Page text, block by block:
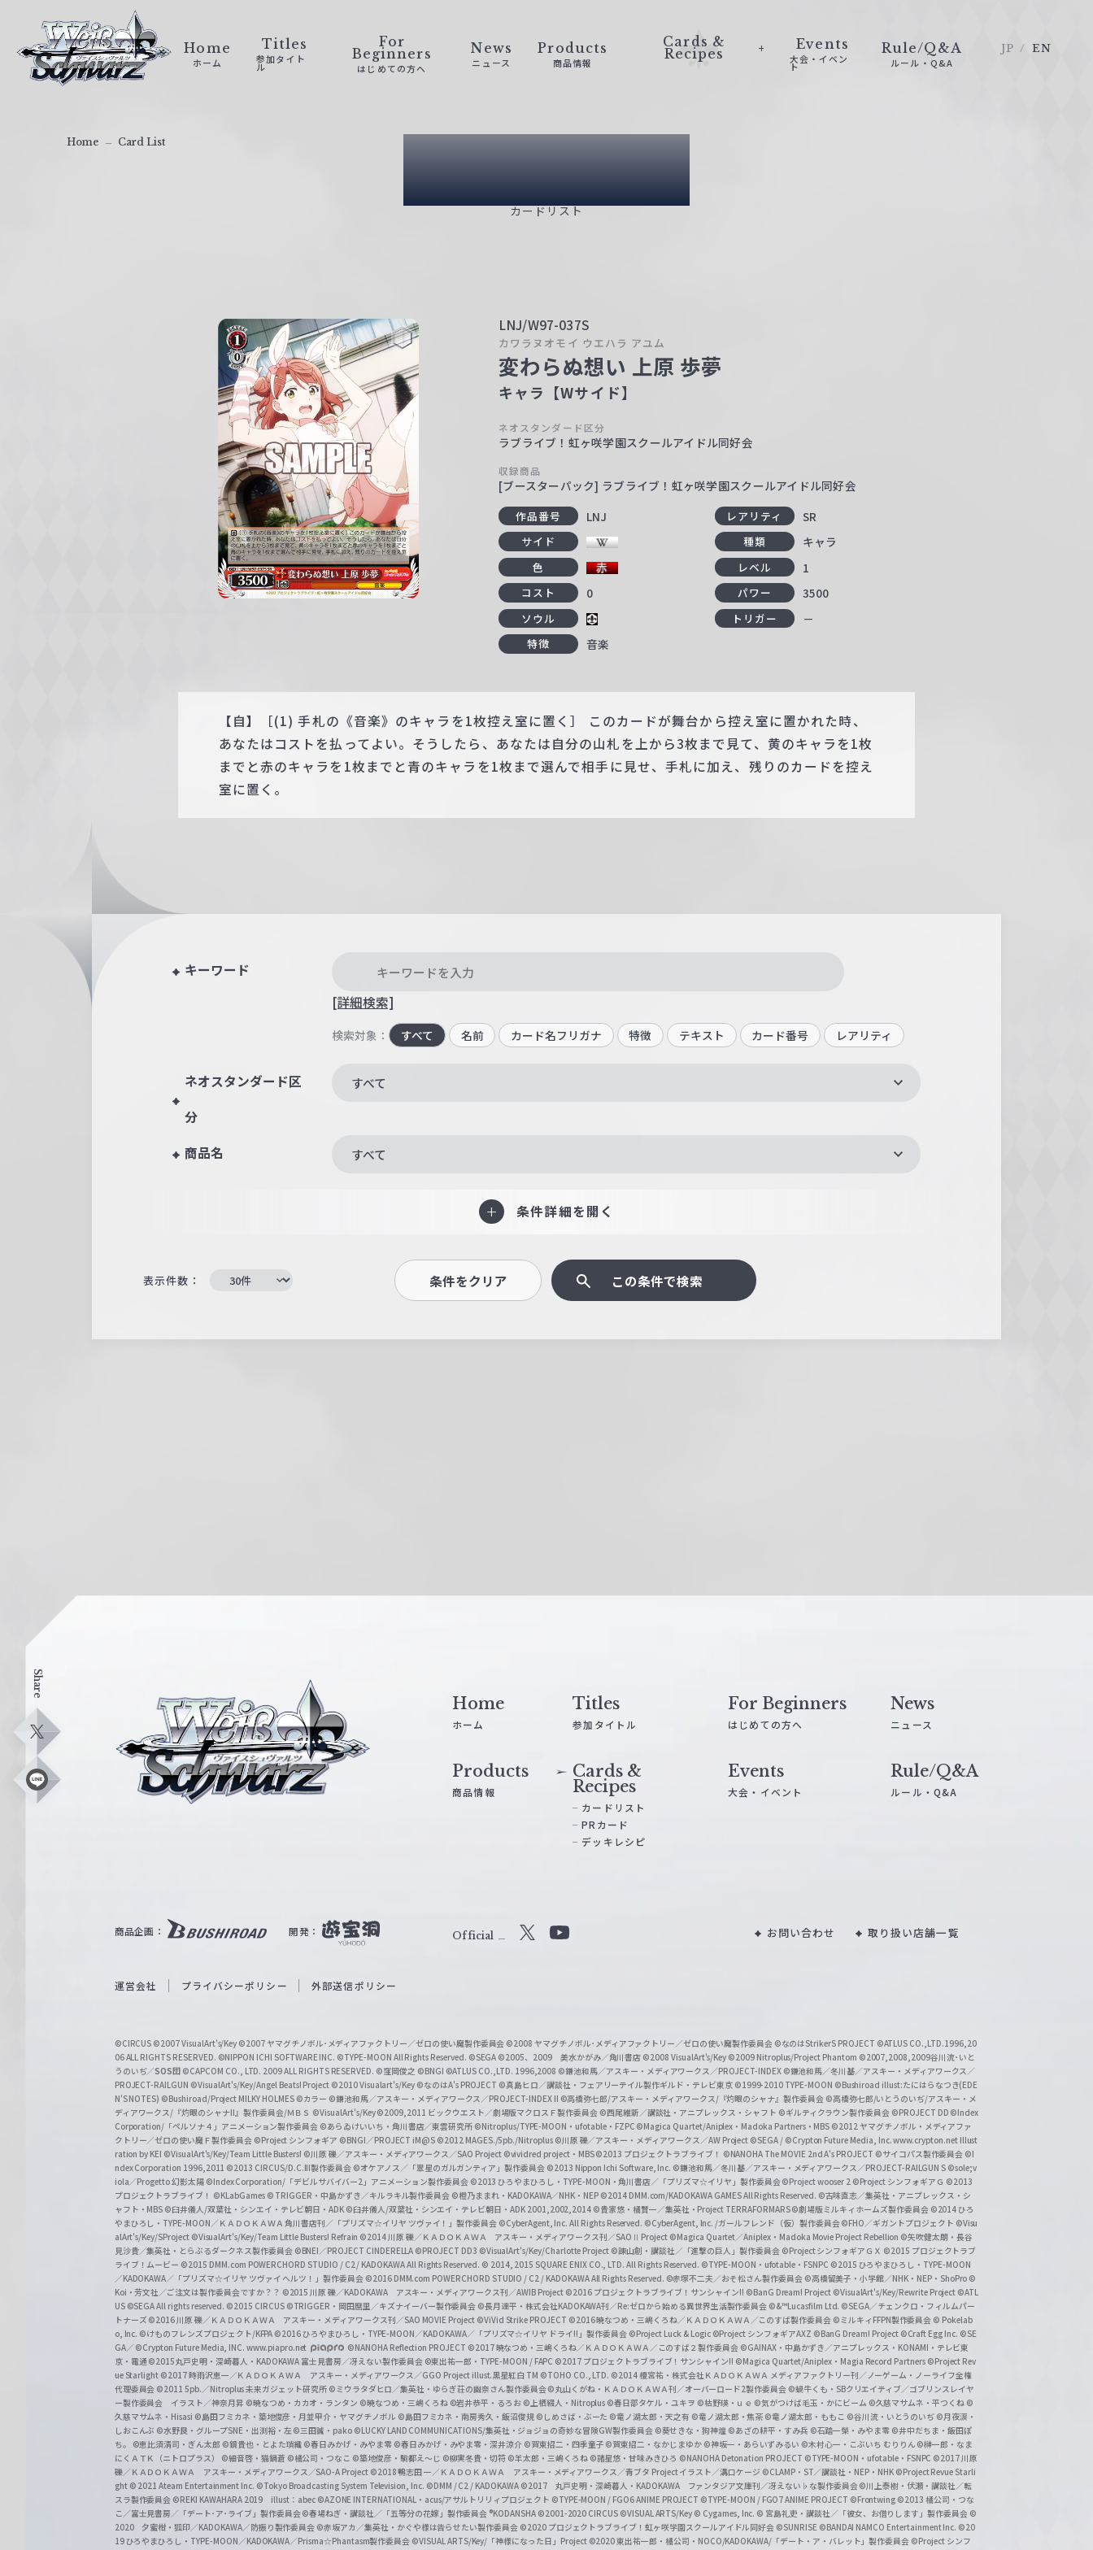
ァ
Home
ホーム
Titles
参加タイト
ル
For
Beginners
はじめての方へ
News
ニュース
Products
商品情報
Cards &
Recipes
Events
大会・イベン
ト
Rule/Q&A
ルール・Q&A
JP EN
Card List
カードリスト
Home Card List
LNJ/W97-037S
カワラヌオモイ ウエハラ アユム
変わらぬ想い 上原 歩夢
キャラ【Wサイド】
ネオスタンダード区分
ラブライブ！虹ヶ咲学園スクールアイドル同好会
収録商品
[ブースターパック] ラブライブ！虹ヶ咲学園スクールアイドル同好会
作品番号 LNJ レアリティ SR
サイド 種類 キャラ
色 レベル 1
コスト 0 パワー 3500
ソウル トリガー －
特徴 音楽
【自】［(1) 手札の《音楽》のキャラを1枚控え室に置く］ このカードが舞台から控え室に置かれた時、
あなたはコストを払ってよい。そうしたら、あなたは自分の山札を上から3枚まで見て、黄のキャラを1枚
までと赤のキャラを1枚までと青のキャラを1枚まで選んで相手に見せ、手札に加え、残りのカードを控え
室に置く。
キーワード
[詳細検索]
検索対象： すべて 名前 カード名フリガナ 特徴 テキスト カード番号 レアリティ
ネオスタンダード区
分
すべて
商品名 すべて
条件詳細を開く
表示件数： 条件をクリア この条件で検索
Share
X
L
ス
W
i
c
h
w
a
r
z
Home
ホーム
Titles
参加タイトル
For Beginners
はじめての方へ
News
ニュース
Products
商品情報
Cards &
Recipes
カードリスト
PRカード
デッキレシピ
Events
大会・イベント
Rule/Q&A
ルール・Q&A
商品企画： 開発： Official
b
e
O
f
f
i
c
i
a
l
C
h
a
n
n
e
l
お問い合わせ 取り扱い店舗一覧
運営会社 プライバシーポリシー 外部送信ポリシー
©CIRCUS ©2007 VisualArt's/Key ©2007 ヤマグチノボル･メディアファクトリー／ゼロの使い魔製作委員会 ©2008 ヤマグチノボル･メディアファクトリー／ゼロの使い魔製作委員会 ©なのはStrikerS PROJECT ©ATLUS CO.,LTD.1996,20
06 ALL RIGHTS RESERVED. ©NIPPON ICHI SOFTWARE INC. ©TYPE-MOON All Rights Reserved. ©SEGA ©2005、2009 美水かがみ／角川書店 ©2008 VisualArt's/Key ©2009 Nitroplus/Project Phantom ©2007,2008,2009谷川流･いと
うのいぢ／SOS団 ©CAPCOM CO., LTD. 2009 ALL RIGHTS RESERVED. ©窪岡俊之 ©BNGI ©ATLUS CO.,LTD. 1996,2008 ©鎌池和馬／アスキー・メディアワークス／PROJECT-INDEX ©鎌池和馬／冬川基／アスキー・メディアワークス／
PROJECT-RAILGUN ©VisualArt's/Key/Angel Beats! Project ©2010 Visualart's/Key ©なのはA's PROJECT ©真島ヒロ／講談社・フェアリーテイル製作ギルド・テレビ東京 ©1999-2010 TYPE-MOON ©Bushiroad illust:たにはらなつき(EDE
N'S NOTES) ©Bushiroad/Project MILKY HOLMES ©カラー ©鎌池和馬／アスキー・メディアワークス／PROJECT-INDEX II ©高橋弥七郎/アスキー・メディアワークス/『灼眼のシャナ』製作委員会 ©高橋弥七郎/いとうのいぢ/アスキー・メ
ディアワークス/『灼眼のシャナII』製作委員会/ＭＢＳ ©VisualArt's/Key©2009,2011 ビックウエスト／劇場版マクロスＦ製作委員会 ©西尾維新／講談社・アニプレックス・シャフト ©ギルティクラウン製作委員会 ©PROJECT DD ©Index
Corporation/「ペルソナ４」アニメーション製作委員会 ©あらゐけいいち・角川書店／東雲研究所 ©Nitroplus/TYPE-MOON・ufotable・FZPC ©Magica Quartet/Aniplex・Madoka Partners・MBS ©2012 ヤマグチノボル・メディアファ
クトリー／ゼロの使い魔Ｆ製作委員会 ©Project シンフォギア ©BNGI／PROJECT iM@S ©2012 MAGES./5pb./Nitroplus ©川原 礫／アスキー・メディアワークス／AW Project ©SEGA / ©Crypton Future Media, Inc. www.crypton.net Illust
ration by KEI ©VisualArt's/Key/Team Little Busters! ©川原 礫／アスキー・メディアワークス／SAO Project ©vividred project・MBS ©2013 プロジェクトラブライブ！ ©NANOHA The MOVIE 2nd A's PROJECT ©サイコパス製作委員会 ©I
ndex Corporation 1996,2011 ©2013 CIRCUS/D.C.III製作委員会 ©オケアノス／「翠星のガルガンティア」製作委員会 ©2013 Nippon Ichi Software, Inc. ©鎌池和馬／冬川基／アスキー・メディアワークス／PROJECT-RAILGUN S ©sole;v
iola／Progetto 幻影太陽 ©Index Corporation/「デビルサバイバー2」アニメーション製作委員会 ©2013 ひろやまひろし・TYPE-MOON・角川書店／「プリズマ☆イリヤ」製作委員会©Project wooser 2 ©Project シンフォギアＧ ©2013
プロジェクトラブライブ！ ©KLabGames © TRIGGER・中島かずき／キルラキル製作委員会 ©橙乃ままれ・KADOKAWA／NHK・NEP ©2014 DMM.com/KADOKAWA GAMES All Rights Reserved. ©古味直志／集英社・アニプレックス・シ
ャフト・MBS ©臼井儀人/双葉社・シンエイ・テレビ朝日・ADK ©臼井儀人/双葉社・シンエイ・テレビ朝日・ADK 2001,2002,2014 ©貴家悠・橘賢一／集英社・Project TERRAFORMARS©劇場版ミルキィホームズ製作委員会 ©2014 ひろ
やまひろし・TYPE-MOON／ＫＡＤＯＫＡＷＡ 角川書店刊／「プリズマ☆イリヤ ツヴァイ！」製作委員会 ©CyberAgent, Inc. All Rights Reserved. ©CyberAgent, Inc. /ガールフレンド（仮）製作委員会©FHO／ギガントプロジェクト ©Visu
alArt's/Key/SProject ©VisualArt's/Key/Team Little Busters! Refrain ©2014 川原 礫／ＫＡＤＯＫＡＷＡ アスキー・メディアワークス刊／SAOⅡ Project ©Magica Quartet／Aniplex・Madoka Movie Project Rebellion ©矢吹健太朗・長谷
見沙貴／集英社・とらぶるダークネス製作委員会 ©BNEI／PROJECT CINDERELLA ©PROJECT DD3 ©VisualArt's/Key/Charlotte Project ©諫山創・講談社／「進撃の巨人」製作委員会 ©Project シンフォギアＧＸ ©2015 プロジェクトラブ
ライブ！ムービー ©2015 DMM.com POWERCHORD STUDIO / C2 / KADOKAWA All Rights Reserved. © 2014, 2015 SQUARE ENIX CO., LTD. All Rights Reserved. ©TYPE-MOON・ufotable・FSNPC ©2015 ひろやまひろし・TYPE-MOON
／KADOKAWA／「プリズマ☆イリヤ ツヴァイ ヘルツ！」製作委員会 ©2016 DMM.com POWERCHORD STUDIO / C2 / KADOKAWA All Rights Reserved. ©赤塚不二夫／おそ松さん製作委員会 ©高橋留美子・小学館／NHK・NEP・ShoPro ©
Koi・芳文社／ご注文は製作委員会ですか？？ ©2015 川原 礫／KADOKAWA アスキー・メディアワークス刊／AWIB Project ©2016 プロジェクトラブライブ！サンシャイン!! ©BanG Dream! Project ©VisualArt's/Key/Rewrite Project ©ATL
US ©SEGA All rights reserved. ©2015 CIRCUS ©TRIGGER・岡田麿里／キズナイーバー製作委員会 ©長月達平・株式会社KADOKAWA刊／Re:ゼロから始める異世界生活製作委員会 ©&™Lucasfilm Ltd. ©SEGA／チェンクロ・フィルムパー
トナーズ©2016 川原 礫／ＫＡＤＯＫＡＷＡ アスキー・メディアワークス刊／SAO MOVIE Project ©ViVid Strike PROJECT ©2016 暁なつめ・三嶋くろね／ＫＡＤＯＫＡＷＡ／このすば製作委員会 ©ミルキィFFPN製作委員会 © Pokelab
o, Inc. ©けものフレンズプロジェクト/KFPA ©2016 ひろやまひろし・TYPE-MOON／KADOKAWA／「プリズマ☆イリヤ ドライ!!」製作委員会 ©Project Luck & Logic ©Project シンフォギアAXZ ©BanG Dream! Project ©Craft Egg Inc. ©SE
GA／ ©Crypton Future Media, INC. www.piapro.net
©NANOHA Reflection PROJECT ©2017 暁なつめ・三嶋くろね／ＫＡＤＯＫＡＷＡ／このすば２製作委員会 ©GAINAX・中島かずき／アニプレックス・KONAMI・テレビ東
京・電通 ©2015丸戸史明・深崎暮人・KADOKAWA 富士見書房／冴えない製作委員会 ©東出祐一郎・TYPE-MOON / FAPC ©2017 プロジェクトラブライブ！サンシャイン!! ©Magica Quartet/Aniplex・Magia Record Partners ©Project Rev
ue Starlight ©2017 時雨沢恵一／ＫＡＤＯＫＡＷＡ アスキー・メディアワークス／GGO Project illust.黒星紅白 TM ©TOHO CO., LTD. ©2014 榎宮祐・株式会社ＫＡＤＯＫＡＷＡ メディアファクトリー刊／ノーゲーム・ノーライフ全権
代理委員会 ©2011 5pb.／Nitroplus 未来ガジェット研究所 ©ミウラタダヒロ／集英社・ゆらぎ荘の幽奈さん製作委員会©丸山くがね・ＫＡＤＯＫＡＷＡ刊／オーバーロード2製作委員会 ©蝸牛くも・SBクリエイティブ／ゴブリンスレイヤ
ー製作委員会 イラスト／神奈月昇 ©暁なつめ・カカオ・ランタン ©暁なつめ・三嶋くろね ©岩井恭平・るろお ©上栖綴人・Nitroplus ©春日部タケル・ユキヲ ©枯野瑛・ｕｅ ©気がつけば毛玉・かにビーム ©久慈マサムネ・平つくね ©
久慈マサムネ・Hisasi ©島田フミカネ・築地俊彦・月並甲介・ヤマグチノボル ©島田フミカネ・南房秀久・飯沼俊規 ©しめさば・ぶーた ©竜ノ湖太郎・天之有 ©竜ノ湖太郎・焦茶 ©竜ノ湖太郎・ももこ ©谷川流・いとうのいぢ ©月夜涙・
しおこんぶ ©水野良・グループSNE・出渕裕・左 ©三田誠・pako ©LUCKY LAND COMMUNICATIONS/集英社・ジョジョの奇妙な冒険GW製作委員会 ©葵せきな・狗神煌 ©あざの耕平・すみ兵 ©石踏一榮・みやま零 ©井中だちま・飯田ぽ
ち。
©恵比須清司・ぎん太郎 ©鏡貴也・とよた瑣織 ©春日みかげ・みやま零 ©春日みかげ・みやま零・深井涼介 ©賀東招二・四季童子 ©賀東招二・なかじまゆか ©神坂一・あらいずみるい ©木村心一・こぶいち むりりん ©榊一郎・なま
にくＡＴＫ（ニトロプラス） ©細音啓・猫鍋蒼 ©橘公司・つなこ ©築地俊彦・駒都え～じ ©柳実冬貴・切符 ©羊太郎・三嶋くろね ©諸星悠・甘味みきひろ ©NANOHA Detonation PROJECT ©TYPE-MOON・ufotable・FSNPC ©2017 川原
礫／ＫＡＤＯＫＡＷＡ アスキー・メディアワークス／SAO-A Project ©2018 鴨志田 一／ＫＡＤＯＫＡＷＡ アスキー・メディアワークス／青ブタ Project イラスト／溝口ケージ ©CLAMP・ST／講談社・NEP・NHK ©Project Revue Starli
ght © 2021 Ateam Entertainment Inc. ©Tokyo Broadcasting System Television, Inc. ©DMM / C2 / KADOKAWA ©2017 丸戸史明・深崎暮人・KADOKAWA ファンタジア文庫刊／冴えない♭な製作委員会©川上泰樹・伏瀬・講談社／転
スラ製作委員会 ©REKI KAWAHARA 2019 illust：abec ©AZONE INTERNATIONAL・acus/アサルトリリィプロジェクト ©TYPE-MOON / FGO6 ANIME PROJECT ©TYPE-MOON / FGO7 ANIME PROJECT ©Frontwing ©2013 橘公司・つな
こ／富士見書房／「デート･ア･ライブ」製作委員会©春場ねぎ・講談社／「五等分の花嫁」製作委員会 ®KODANSHA ©2001-2020 CIRCUS ©VISUAL ARTS/Key © Cygames, Inc. © 宮島礼吏・講談社／「彼女、お借りします」製作委員会 ©
2020 夕蜜柑・狐印／KADOKAWA／防振り製作委員会 ©赤坂アカ／集英社・かぐや様は告らせたい製作委員会 ©2020 プロジェクトラブライブ！虹ヶ咲学園スクールアイドル同好会 ©SUNRISE ©BANDAI NAMCO Entertainment Inc. ©20
19 ひろやまひろし・TYPE-MOON／KADOKAWA／Prisma☆Phantasm製作委員会 ©VISUAL ARTS/Key/「神様になった日」Project ©2020 東出祐一郎・橘公司・NOCO/KADOKAWA/「デート・ア・バレット」製作委員会 ©Project シンフ